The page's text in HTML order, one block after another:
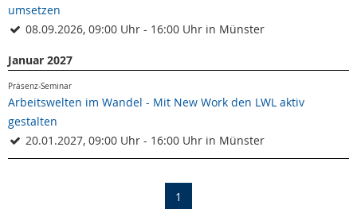
umsetzen
08.09.2026, 09:00 Uhr - 16:00 Uhr in Münster
Januar 2027
Präsenz-Seminar
Arbeitswelten im Wandel - Mit New Work den LWL aktiv
gestalten
20.01.2027, 09:00 Uhr - 16:00 Uhr in Münster
1